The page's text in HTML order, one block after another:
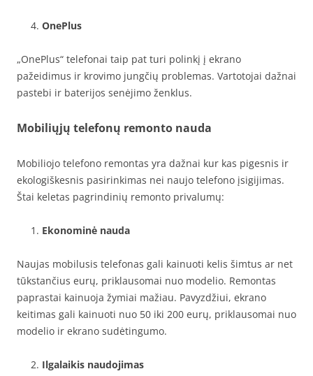
OnePlus
„OnePlus“ telefonai taip pat turi polinkį į ekrano
pažeidimus ir krovimo jungčių problemas. Vartotojai dažnai
pastebi ir baterijos senėjimo ženklus.
Mobiliųjų telefonų remonto nauda
Mobiliojo telefono remontas yra dažnai kur kas pigesnis ir
ekologiškesnis pasirinkimas nei naujo telefono įsigijimas.
Štai keletas pagrindinių remonto privalumų:
Ekonominė nauda
Naujas mobilusis telefonas gali kainuoti kelis šimtus ar net
tūkstančius eurų, priklausomai nuo modelio. Remontas
paprastai kainuoja žymiai mažiau. Pavyzdžiui, ekrano
keitimas gali kainuoti nuo 50 iki 200 eurų, priklausomai nuo
modelio ir ekrano sudėtingumo.
Ilgalaikis naudojimas